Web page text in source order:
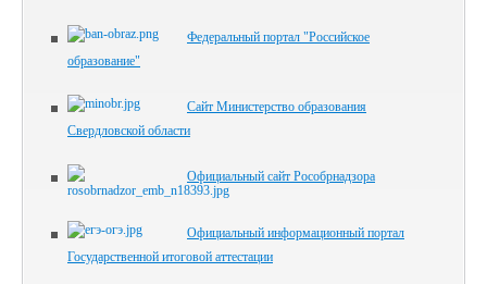
Федеральный портал "Российское
образование"
Сайт Министерство образования
Свердловской области
Официальный сайт Рособрнадзора
Официальный информационный портал
Государственной итоговой аттестации